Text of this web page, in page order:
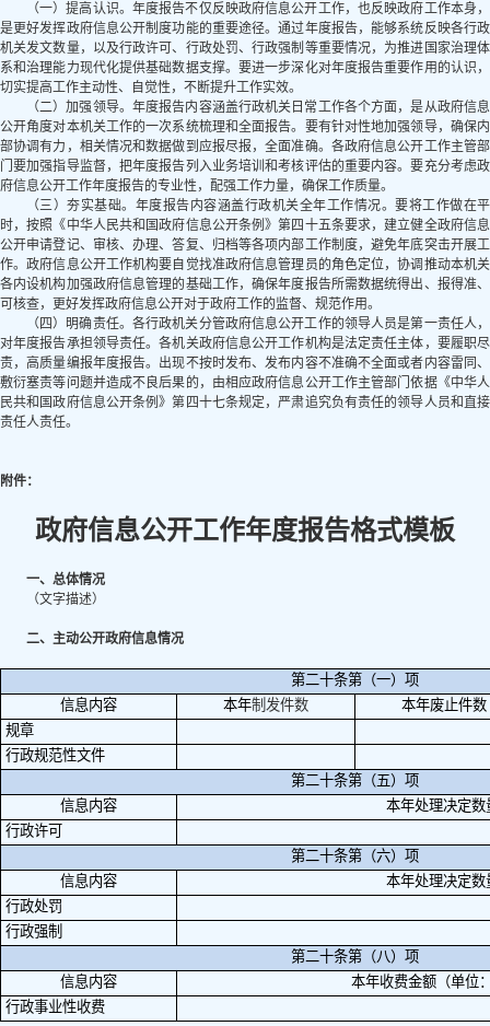
（一）提高认识。 年度报告不仅反映政府信息公开工作，也反映政府工作本身，
是更好发挥政府信息公开制度功能的重要途径。通过年度报告，能够系统反映各行政
机关发文数量，以及行政许可、行政处罚、行政强制等重要情况，为推进国家治理体
系和治理能力现代化提供基础数据支撑。要进一步深化对年度报告重要作用的认识，
切实提高工作主动性、自觉性，不断提升工作实效。
（二）加强领导。 年度报告内容涵盖行政机关日常工作各个方面，是从政府信息
公开角度对本机关工作的一次系统梳理和全面报告。要有针对性地加强领导，确保内
部协调有力，相关情况和数据做到应报尽报，全面准确。各政府信息公开工作主管部
门要加强指导监督，把年度报告列入业务培训和考核评估的重要内容。要充分考虑政
府信息公开工作年度报告的专业性，配强工作力量，确保工作质量。
（三）夯实基础。 年度报告内容涵盖行政机关全年工作情况。要将工作做在平
时，按照《中华人民共和国政府信息公开条例》第四十五条要求，建立健全政府信息
公开申请登记、审核、办理、答复、归档等各项内部工作制度，避免年底突击开展工
作。政府信息公开工作机构要自觉找准政府信息管理员的角色定位，协调推动本机关
各内设机构加强政府信息管理的基础工作，确保年度报告所需数据统得出、报得准、
可核查，更好发挥政府信息公开对于政府工作的监督、规范作用。
（四）明确责任。 各行政机关分管政府信息公开工作的领导人员是第一责任人，
对年度报告承担领导责任。各机关政府信息公开工作机构是法定责任主体，要履职尽
责，高质量编报年度报告。出现不按时发布、发布内容不准确不全面或者内容雷同、
敷衍塞责等问题并造成不良后果的，由相应政府信息公开工作主管部门依据《中华人
民共和国政府信息公开条例》第四十七条规定，严肃追究负有责任的领导人员和直接
责任人责任。
附件：
政府信息公开工作年度报告格式模板
一、总体情况
（文字描述）
二、主动公开政府信息情况
第二十条第（一）项
信息内容
本年制 发件数
本年废止件数
规章
行政规范性文件
第二十条第（五）项
信息内容
本年处理决定数
行政许可
第二十条第（六）项
信息内容
本年处理决定数
行政处罚
行政强制
第二十条第（八）项
信息内容
本年收费金额（单位
行政事业性收费